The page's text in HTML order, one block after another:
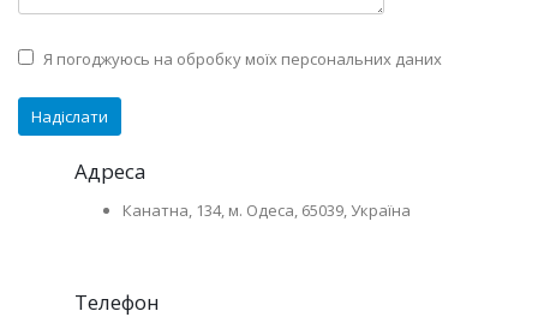
Я погоджуюсь на обробку моїх персональних даних
Адреса
Канатна, 134, м. Одеса, 65039, Україна
Телефон